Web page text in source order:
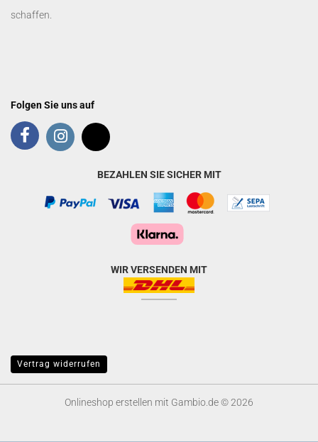
schaffen.
Folgen Sie uns auf
BEZAHLEN SIE SICHER MIT
WIR VERSENDEN MIT
Vertrag widerrufen
Onlineshop erstellen mit Gambio.de © 2026